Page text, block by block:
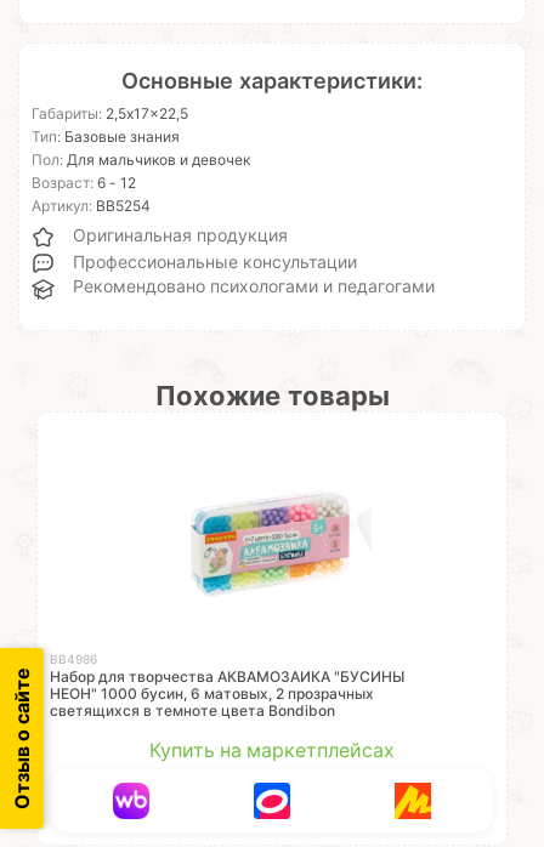
Основные характеристики:
Габариты: 2,5x17x22,5
Тип: Базовые знания
Пол: Для мальчиков и девочек
Возраст: 6 - 12
Артикул: ВВ5254
Оригинальная продукция
Профессиональные консультации
Рекомендовано психологами и педагогами
Похожие товары
ВВ4986
Набор для творчества АКВАМОЗАИКА "БУСИНЫ
НЕОН" 1000 бусин, 6 матовых, 2 прозрачных
светящихся в темноте цвета Bondibon
Купить на маркетплейсах
Отзыв о сайте